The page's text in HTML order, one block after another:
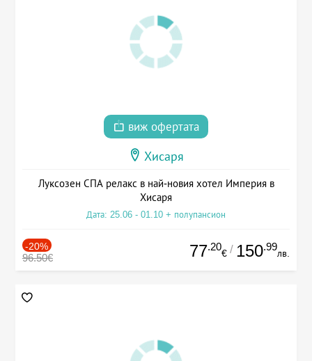
виж офертата
Хисаря
Луксозен СПА релакс в най-новия хотел Империя в
Хисаря
Дата: 25.06 - 01.10 + полупансион
-20%
96.50€ 77.20
€ / 150.99
лв.